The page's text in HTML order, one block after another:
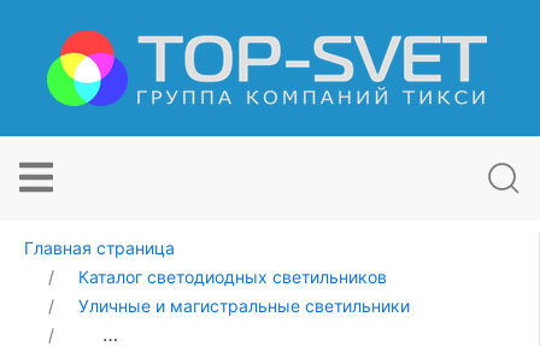
Главная страница
Каталог светодиодных светильников
Уличные и магистральные светильники
Уличный светодиодный светильник Свет НН ССдУ 01